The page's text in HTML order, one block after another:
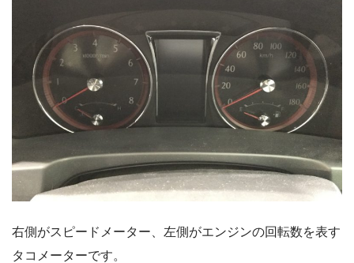
右側がスピードメーター、左側がエンジンの回転数を表す
タコメーターです。